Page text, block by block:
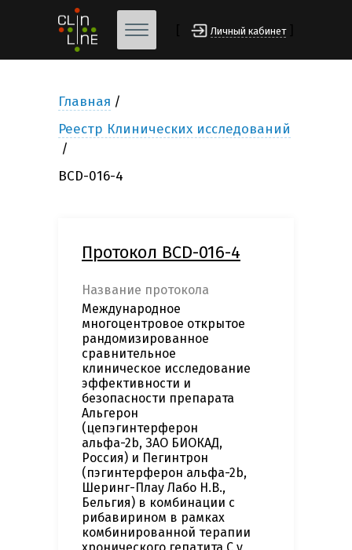
Личный кабинет
Главная
Реестр Клинических исследований
BCD-016-4
Протокол BCD-016-4
Название протокола
Международное
многоцентровое открытое
рандомизированное
сравнительное
клиническое исследование
эффективности и
безопасности препарата
Альгерон
(цепэгинтерферон
альфа-2b, ЗАО БИОКАД,
Россия) и Пегинтрон
(пэгинтерферон альфа-2b,
Шеринг-Плау Лабо Н.В.,
Бельгия) в комбинации с
рибавирином в рамках
комбинированной терапии